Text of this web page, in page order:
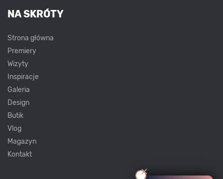
NA SKRÓTY
Strona główna
Premiery
Wizyty
Inspiracje
Galeria
Design
Butik
Vlog
Magazyn
Kontakt